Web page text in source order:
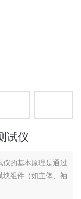
试仪
仪的基本原理是通过
块组件（如主体、袖